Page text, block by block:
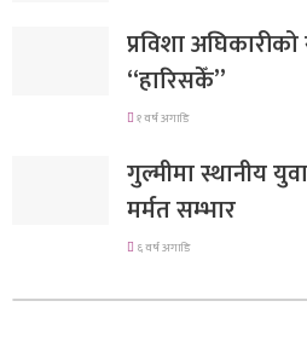
प्रविशा
“हारिसकेँ”
१ वर्ष अगाडि
गुल्मीमा स्थानीय
मर्मत सम्भार
६ वर्ष अगाडि